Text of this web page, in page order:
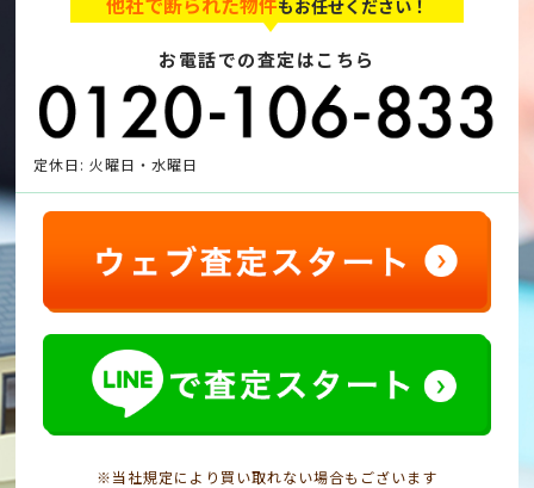
もお任せください！
お電話での査定はこちら
定休日: 火曜日・水曜日
※当社規定により買い取れない場合もございます